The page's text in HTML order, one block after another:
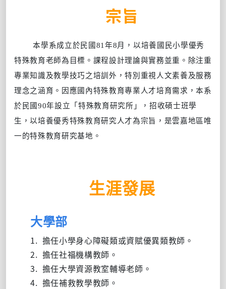
宗旨
本學系成立於民國 81年8月，以培養國民小學優秀
特殊教育老師為目標。課程設計理論與實務並重。除注重
專業知識及教學技巧之培訓外，特別重視人文素養及服務
理念之涵育。因應國內特殊教育專業人才培育需求，本系
於民國90年設立「特殊教育研究所」，招收碩士班學
生，以培養優秀特殊教育研究人才為宗旨，是雲嘉地區唯
一的特殊教育研究基地。
生涯發展
大學部
1. 擔任小學身心障礙類或資賦優異類教師。
2. 擔任社福機構教師。
3. 擔任大學資源教室輔導老師。
4. 擔任補救教學教師。